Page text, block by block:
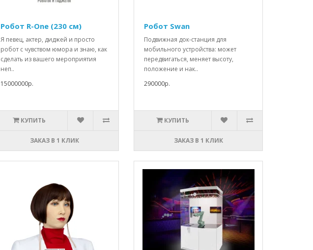
Робот R-One (230 см)
Я певец, актер, диджей и просто
робот с чувством юмора и знаю, как
сделать из вашего мероприятия
неп..
15000000р.
КУПИТЬ
ЗАКАЗ В 1 КЛИК
Робот Swan
Подвижная док-станция для
мобильного устройства: может
передвигаться, меняет высоту,
положение и нак..
290000р.
КУПИТЬ
ЗАКАЗ В 1 КЛИК